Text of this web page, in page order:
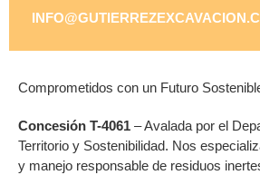
Comprometidos con un Futuro
Concesión T-4061 – Avalada por el
Territorio y Sostenibilidad. Nos
y manejo responsable de residuos